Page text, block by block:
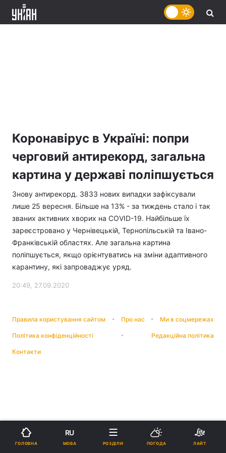
Коронавірус в Україні: попри
черговий антирекорд, загальна
картина у державі поліпшується
Знову антирекорд. 3833 нових випадки зафіксували
лише 25 вересня. Більше на 13% - за тиждень стало і так
званих активних хворих на COVID-19. Найбільше їх
зареєстровано у Чернівецькій, Тернопільській та Івано-
Франківській областях. Але загальна картина
поліпшується, якщо орієнтуватись на зміни адаптивного
карантину, які запроваджує уряд.
20:49, 27.09.2020
Правила користування сайтом Про нас Ми в соцмережах
Політика конфіденційності Редакційна політика
Контакти
ГОЛОВНА
RU
МОВА РОЗДІЛИ ПОГОДА ЛАЙТ